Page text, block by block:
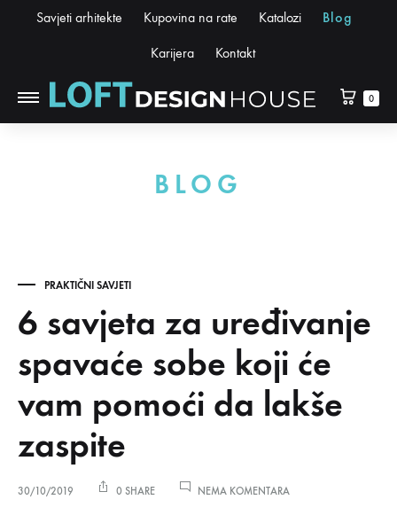
Savjeti arhitekte Kupovina na rate Katalozi Blog
Karijera Kontakt
0
BLOG
PRAKTIČNI SAVJETI
6 savjeta za uređivanje
spavaće sobe koji će
vam pomoći da lakše
zaspite
30/10/2019 0 SHARE NEMA KOMENTARANA